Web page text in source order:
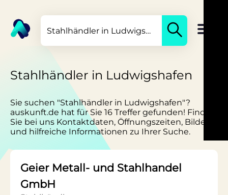
Stahlhändler in Ludwigshafen
Sie suchen "Stahlhändler in Ludwigshafen"?
auskunft.de hat für Sie 16 Treffer gefunden! Finden
Sie bei uns Kontaktdaten, Öffnungszeiten, Bilder
und hilfreiche Informationen zu Ihrer Suche.
Geier Metall- und Stahlhandel
GmbH